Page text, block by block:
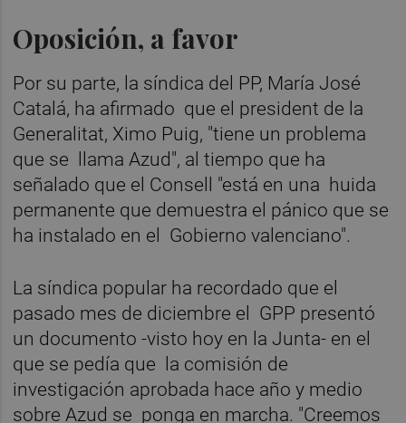
Oposición, a favor
Por su parte, la síndica del PP, María José
Catalá, ha afirmado que el president de la
Generalitat, Ximo Puig, "tiene un problema
que se llama Azud", al tiempo que ha
señalado que el Consell "está en una huida
permanente que demuestra el pánico que se
ha instalado en el Gobierno valenciano".
La síndica popular ha recordado que el
pasado mes de diciembre el GPP presentó
un documento -visto hoy en la Junta- en el
que se pedía que la comisión de
investigación aprobada hace año y medio
sobre Azud se ponga en marcha. "Creemos